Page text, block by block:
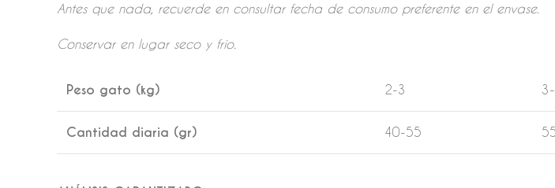
Antes que nada, recuerde en consultar fecha de consumo preferente en el envase.
Conservar en lugar seco y frío.
Peso gato (kg) 2-3
Cantidad diaria (gr) 40-55